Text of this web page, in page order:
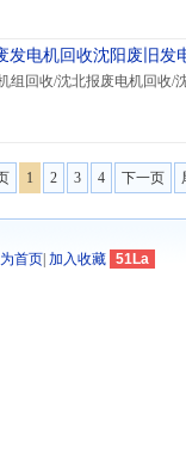
发电机回收沈阳废旧发
组回收/沈北报废电机回收/
1 2 3 4 下一页
首页 加入收藏 51La